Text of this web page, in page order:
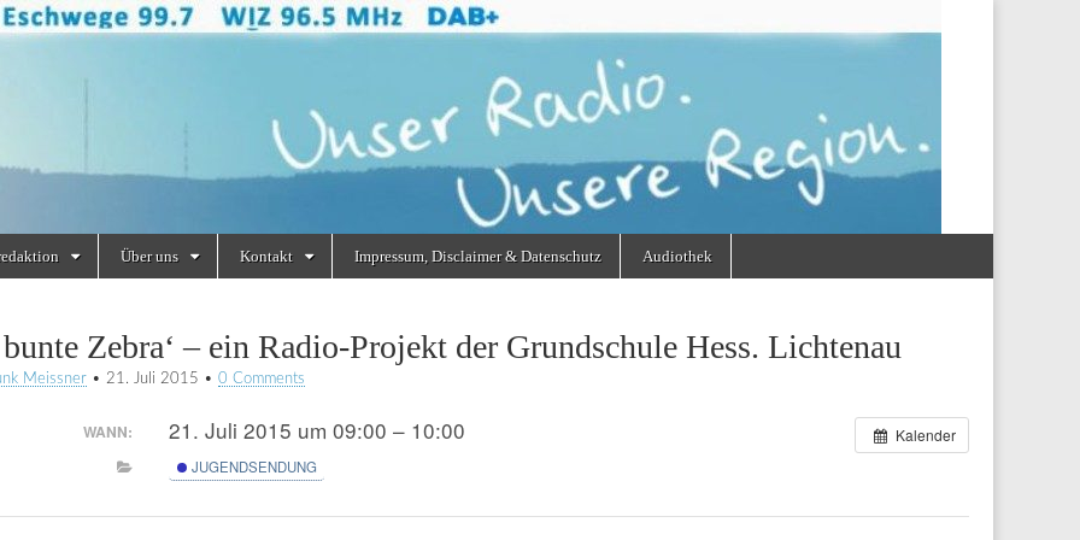
Über uns Kontakt Impressum, Disclaimer & Datenschutz Audiothek
bunte Zebra‘ – ein Radio-Projekt der Grundschule Hess. Lichtenau
Meissner • 21. Juli 2015 • 0 Comments
Kalender
WANN: 21. Juli 2015 um 09:00 – 10:00
JUGENDSENDUNG